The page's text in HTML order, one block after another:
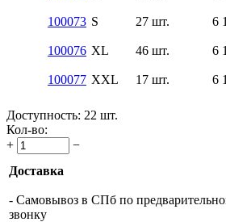
100073 S 27 шт. 6
100076 XL 46 шт. 6
100077 XXL 17 шт. 6
Доступность: 22 шт.
Кол-во:
+
−
Доставка
- Самовывоз в СПб по
звонку